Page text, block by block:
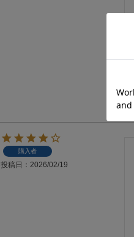
購入者
投稿日 2026/02/19